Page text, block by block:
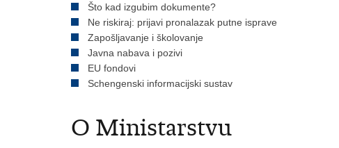
Što kad izgubim dokumente?
Ne riskiraj: prijavi pronalazak putne isprave
Zapošljavanje i školovanje
Javna nabava i pozivi
EU fondovi
Schengenski informacijski sustav
O Ministarstvu